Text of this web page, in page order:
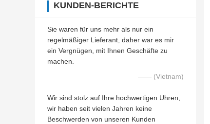
KUNDEN-BERICHTE
Sie waren für uns mehr als nur ein
regelmäßiger Lieferant, daher war es mir
ein Vergnügen, mit Ihnen Geschäfte zu
machen.
—— (Vietnam)
Wir sind stolz auf Ihre hochwertigen Uhren,
wir haben seit vielen Jahren keine
Beschwerden von unseren Kunden